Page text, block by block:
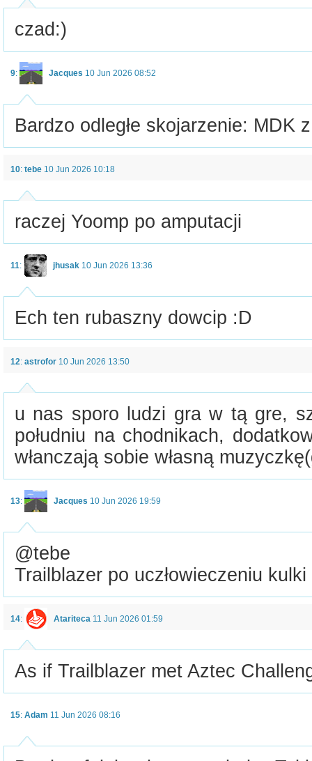
czad:)
9: Jacques 10 Jun 2026 08:52
Bardzo odległe skojarzenie: MDK
10: tebe 10 Jun 2026 10:18
raczej Yoomp po amputacji
11: jhusak 10 Jun 2026 13:36
Ech ten rubaszny dowcip :D
12: astrofor 10 Jun 2026 13:50
u nas sporo ludzi gra w tą gre,
południu na chodnikach,
włanczają sobie własną
13: Jacques 10 Jun 2026 19:59
@tebe
Trailblazer po uczłowieczeniu kulki
14: Atariteca 11 Jun 2026 01:59
As if Trailblazer met Aztec
15: Adam 11 Jun 2026 08:16